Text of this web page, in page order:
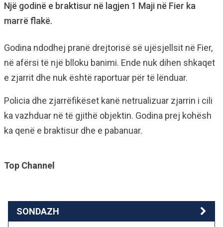
Një godinë e braktisur në lagjen 1 Maji në Fier ka
marrë flakë.
Godina ndodhej pranë drejtorisë së ujësjellsit në Fier,
në afërsi të një blloku banimi. Ende nuk dihen shkaqet
e zjarrit dhe nuk është raportuar për të lënduar.
Policia dhe zjarrëfikëset kanë netrualizuar zjarrin i cili
ka vazhduar në të gjithë objektin. Godina prej kohësh
ka qenë e braktisur dhe e pabanuar.
Top Channel
SONDAZH